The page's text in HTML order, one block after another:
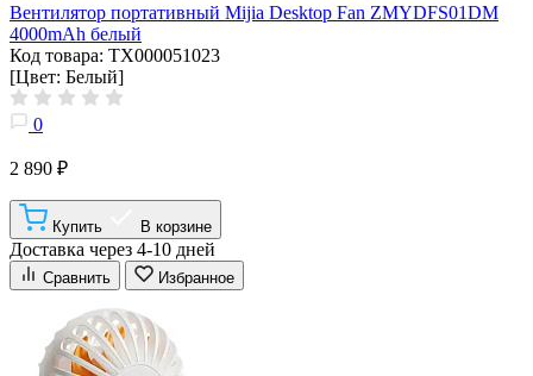
Вентилятор портативный Mijia Desktop Fan ZMYDFS01DM
4000mAh белый
Код товара: ТХ000051023
[Цвет: Белый]
0
2 890 ₽
Купить В корзине
Доставка через 4-10 дней
Сравнить Избранное